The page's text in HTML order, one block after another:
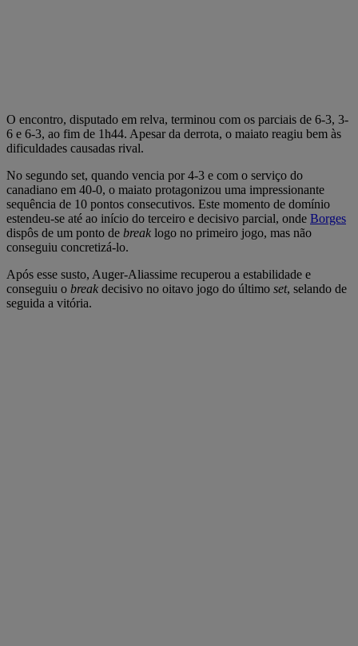
O encontro, disputado em relva, terminou com os parciais de 6-3, 3-
6 e 6-3, ao fim de 1h44. Apesar da derrota, o maiato reagiu bem às
dificuldades causadas rival.
No segundo set, quando vencia por 4-3 e com o serviço do
canadiano em 40-0, o maiato protagonizou uma impressionante
sequência de 10 pontos consecutivos. Este momento de domínio
estendeu-se até ao início do terceiro e decisivo parcial, onde Borges
dispôs de um ponto de break logo no primeiro jogo, mas não
conseguiu concretizá-lo.
Após esse susto, Auger-Aliassime recuperou a estabilidade e
conseguiu o break decisivo no oitavo jogo do último set, selando de
seguida a vitória.